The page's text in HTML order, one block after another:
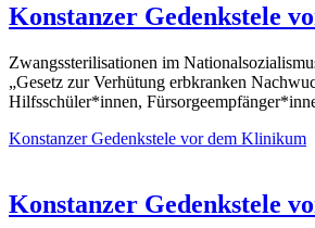
Konstanzer Gedenkstele
Zwangssterilisationen im
„Gesetz zur Verhütung erbkranken
Hilfsschüler*innen,
Konstanzer Gedenkstele vor dem Klinikum
Konstanzer Gedenkstele